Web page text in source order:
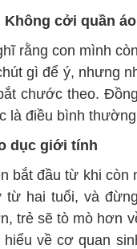
Không cởi quần
rằng con mình
gì để ý, nhưng
chước theo.
là điều bình
dục giới tính
bắt đầu từ khi
từ hai tuổi, và
trẻ sẽ tò mò hơn
về cơ quan